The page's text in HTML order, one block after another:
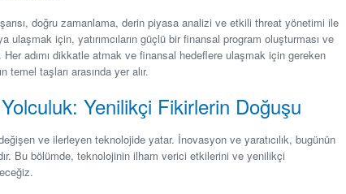
doğru zamanlama, derin piyasa analizi ve etkili threat yönetimi ile
ulaşmak için, yatırımcıların güçlü bir finansal program oluşturması ve
Her adımı dikkatle atmak ve finansal hedeflere ulaşmak için gereken
temel taşları arasında yer alır.
Yenilikçi Fikirlerin Doğuşu
ve ilerleyen teknolojide yatar. İnovasyon ve yaratıcılık, bugünün
Bu bölümde, teknolojinin ilham verici etkilerini ve yenilikçi